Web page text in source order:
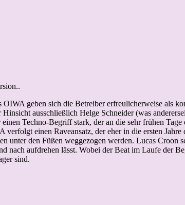
geben sich die Betreiber erfreulicherweise als
ausschließlich Helge Schneider (was
Techno-Begriff stark, der an die sehr frühen
einen Raveansatz, der eher in die ersten Jahre
unter den Füßen weggezogen werden. Lucas Croon
nach aufdrehen lässt. Wobei der Beat im Laufe der
sind.